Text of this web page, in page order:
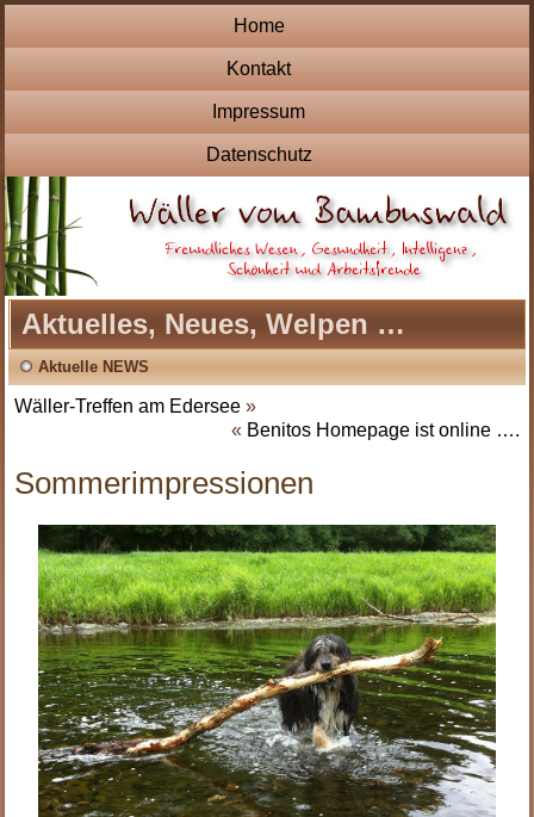
Home
Kontakt
Impressum
Datenschutz
Aktuelles, Neues, Welpen …
Aktuelle NEWS
Wäller-Treffen am Edersee »
« Benitos Homepage ist online ….
Sommerimpressionen